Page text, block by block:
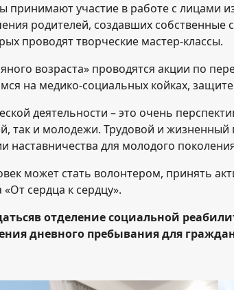
принимают участие в работе с лицами
родителей, создавших
проводят творческие мастер-классы.
возраста» проводятся акции по
на медико-социальных койках,
деятельности – это очень
так и молодежи. Трудовой и
наставничества для молодого
может стать волонтером, принять
сердца к сердцу».
в отделение социальной
дневного пребывания для